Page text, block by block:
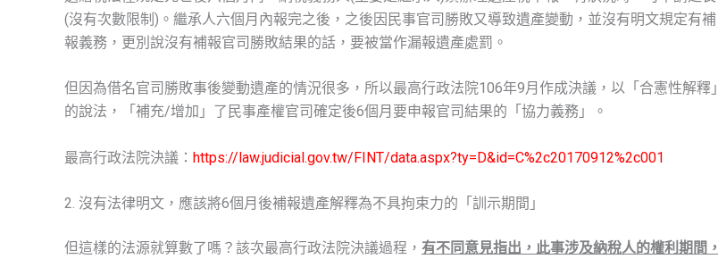
(沒有次數限制)。繼承人六個月內報完之後，之後因民事官司勝敗又導致遺產變動，並沒有明文規定有補
報義務，更別說沒有補報官司勝敗結果的話，要被當作漏報遺產處罰。
但因為借名官司勝敗事後變動遺產的情況很多，所以最高行政法院106年9月作成決議，以「合憲性解釋」
的說法，「補充/增加」了民事產權官司確定後6個月要申報官司結果的「協力義務」。
最高行政法院決議： https://law.judicial.gov.tw/FINT/data.aspx?ty=D&id=C%2c20170912%2c001
2. 沒有法律明文，應該將6個月後補報遺產解釋為不具拘束力的「訓示期間」
但這樣的法源就算數了嗎？該次最高行政法院決議過程， 有不同意見指出，此事涉及納稅人的權利期間，